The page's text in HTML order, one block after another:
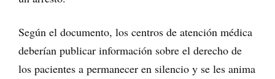
Según el documento, los centros de atención médica
deberían publicar información sobre el derecho de
los pacientes a permanecer en silencio y se les anima